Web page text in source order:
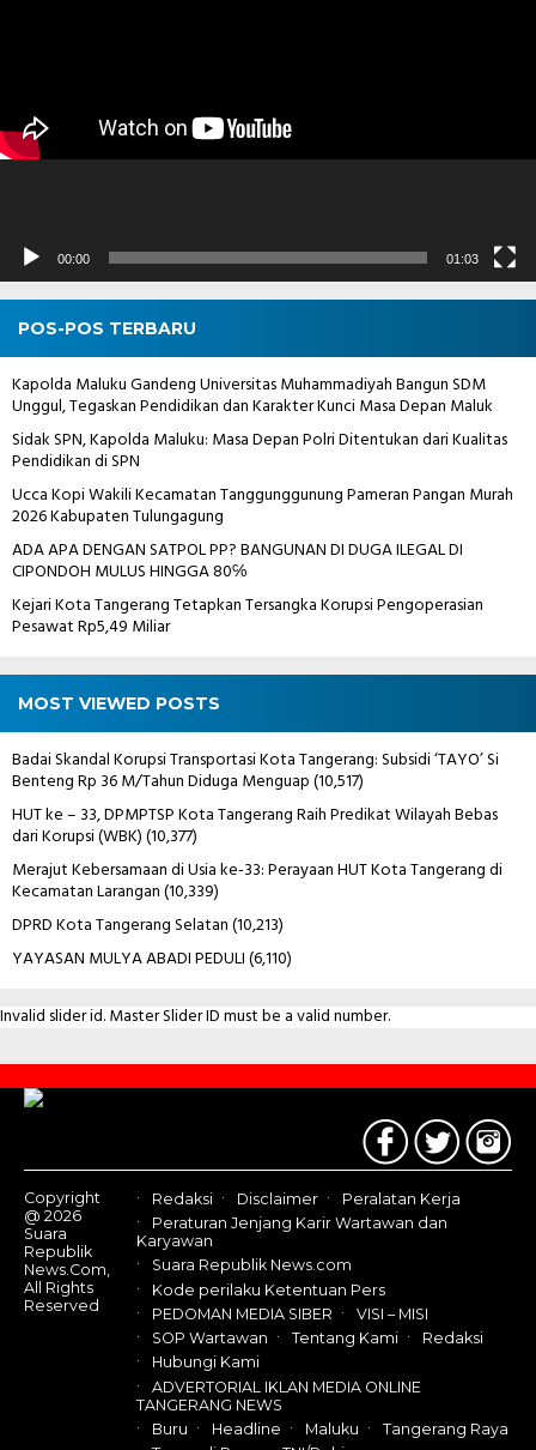
00:00 01:03
POS-POS TERBARU
Kapolda Maluku Gandeng Universitas Muhammadiyah Bangun SDM
Unggul, Tegaskan Pendidikan dan Karakter Kunci Masa Depan Maluk
Sidak SPN, Kapolda Maluku: Masa Depan Polri Ditentukan dari Kualitas
Pendidikan di SPN
Ucca Kopi Wakili Kecamatan Tanggunggunung Pameran Pangan Murah
2026 Kabupaten Tulungagung
ADA APA DENGAN SATPOL PP? BANGUNAN DI DUGA ILEGAL DI
CIPONDOH MULUS HINGGA 80℅
Kejari Kota Tangerang Tetapkan Tersangka Korupsi Pengoperasian
Pesawat Rp5,49 Miliar
MOST VIEWED POSTS
Badai Skandal Korupsi Transportasi Kota Tangerang: Subsidi ‘TAYO’ Si
Benteng Rp 36 M/Tahun Diduga Menguap(10,517)
HUT ke – 33, DPMPTSP Kota Tangerang Raih Predikat Wilayah Bebas
dari Korupsi (WBK)(10,377)
Merajut Kebersamaan di Usia ke-33: Perayaan HUT Kota Tangerang di
Kecamatan Larangan(10,339)
DPRD Kota Tangerang Selatan(10,213)
YAYASAN MULYA ABADI PEDULI(6,110)
Invalid slider id. Master Slider ID must be a valid number.
Contact
Us
Copyright
@ 2026
Suara
Republik
News.Com,
All Rights
Reserved
Redaksi Disclaimer
Peralatan Kerja
Peraturan Jenjang Karir Wartawan dan
Karyawan
Suara Republik News.com
Kode perilaku Ketentuan Pers
PEDOMAN MEDIA SIBER
VISI – MISI
SOP Wartawan
Tentang Kami
Redaksi
Hubungi Kami
ADVERTORIAL IKLAN MEDIA ONLINE
TANGERANG NEWS
Buru
Headline Maluku
Tangerang Raya